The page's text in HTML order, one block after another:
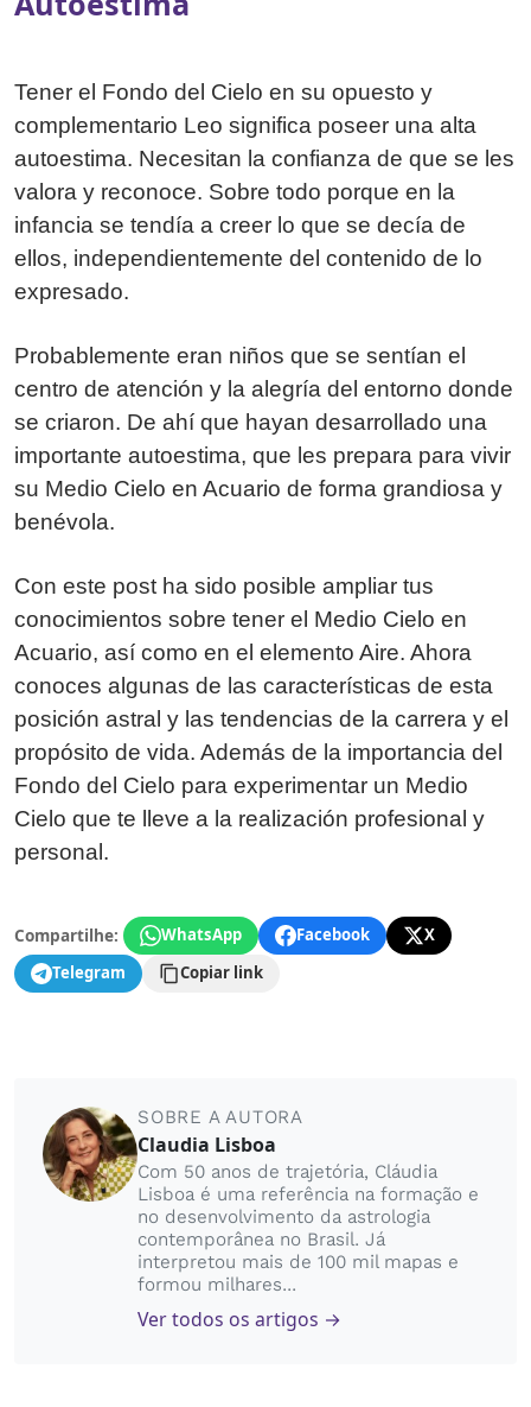
Tener el Fondo del Cielo en su opuesto y
complementario Leo significa poseer una alta
autoestima. Necesitan la confianza de que se les
valora y reconoce. Sobre todo porque en la
infancia se tendía a creer lo que se decía de
ellos, independientemente del contenido de lo
expresado.
Probablemente eran niños que se sentían el
centro de atención y la alegría del entorno donde
se criaron. De ahí que hayan desarrollado una
importante autoestima, que les prepara para vivir
su Medio Cielo en Acuario de forma grandiosa y
benévola.
Con este post ha sido posible ampliar tus
conocimientos sobre tener el Medio Cielo en
Acuario, así como en el elemento Aire. Ahora
conoces algunas de las características de esta
posición astral y las tendencias de la carrera y el
propósito de vida. Además de la importancia del
Fondo del Cielo para experimentar un Medio
Cielo que te lleve a la realización profesional y
personal.
Compartilhe: WhatsApp Facebook
X
Telegram
Copiar link
SOBRE A AUTORA
Claudia Lisboa
Com 50 anos de trajetória, Cláudia
Lisboa é uma referência na formação e
no desenvolvimento da astrologia
contemporânea no Brasil. Já
interpretou mais de 100 mil mapas e
formou milhares...
Ver todos os artigos →